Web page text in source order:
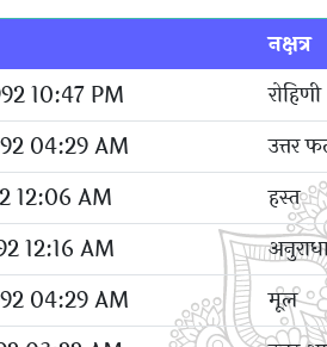
नक्षत्र
10:47 PM
रोहिणी
04:29 AM
उत्तर
12:06 AM
हस्त
12:16 AM
04:29 AM
मूल